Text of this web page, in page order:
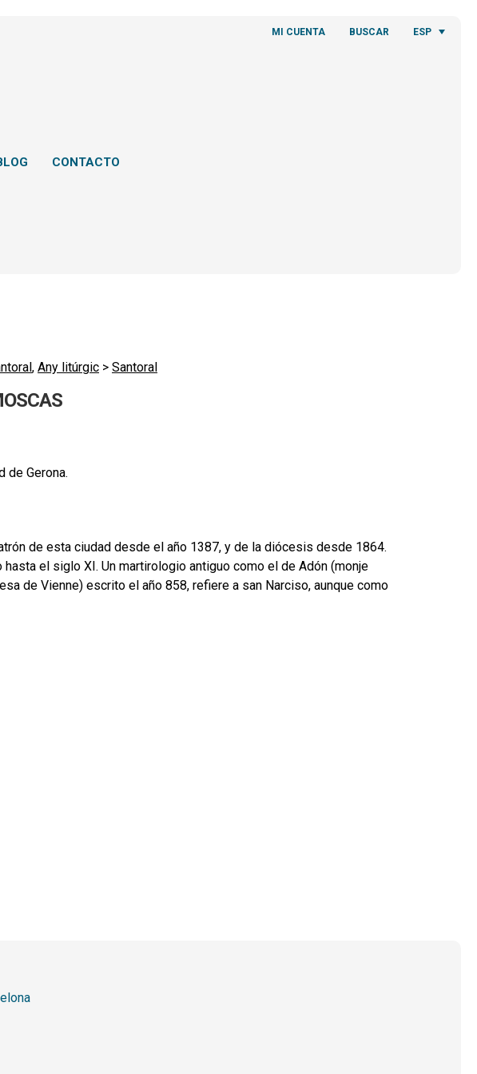
MI CUENTA BUSCAR ESP
CONTACTO
, Any litúrgic > Santoral
de Gerona.
de esta ciudad desde el año 1387, y de la diócesis desde 1864.
el siglo XI. Un martirologio antiguo como el de Adón (monje
de Vienne) escrito el año 858, refiere a san Narciso, aunque como